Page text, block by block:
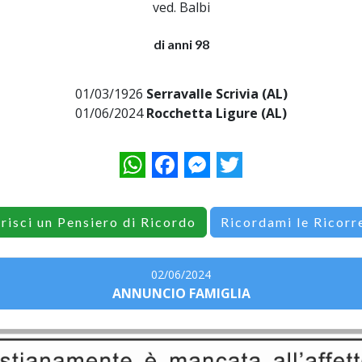
ved. Balbi
di anni 98
01/03/1926 Serravalle Scrivia (AL)
01/06/2024Rocchetta Ligure (AL)
WhatsAppFacebookMessenger
Twitter
un Pensiero di Ricordo Ricordami le
02/06/2024
ANNUNCIO FAMIGLIA